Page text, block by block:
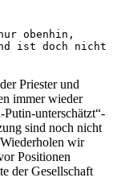
obenhin,
ist doch nicht
Priester und
immer wieder
unterschätzt“-
sind noch nicht
wir
Positionen
der Gesellschaft